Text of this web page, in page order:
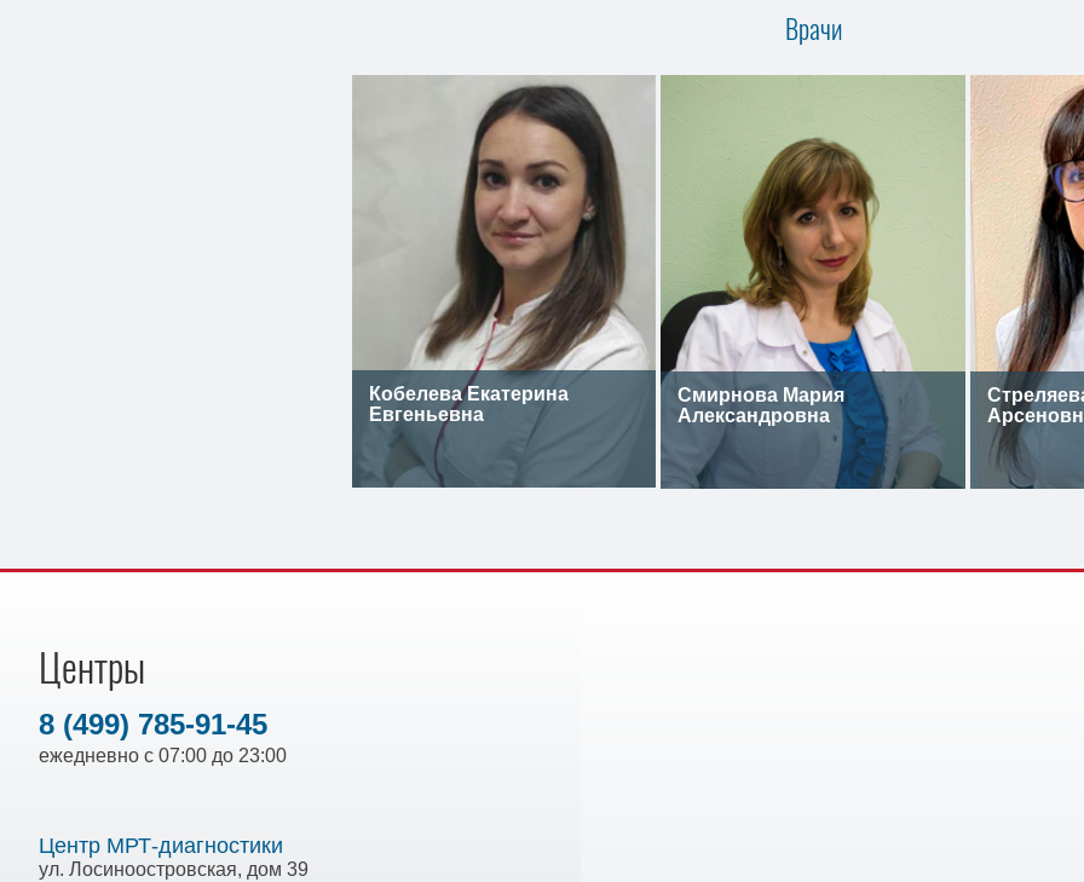
Врачи
Кобелева Екатерина
Евгеньевна
Смирнова Мария
Александровна
Центры
8 (499) 785-91-45
ежедневно с 07:00 до 23:00
Центр МРТ-диагностики
ул. Лосиноостровская, дом 39